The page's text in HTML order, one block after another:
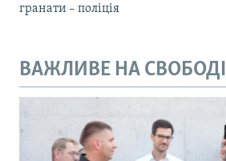
гранати – поліція
ВАЖЛИВЕ НА СВОБОДІ